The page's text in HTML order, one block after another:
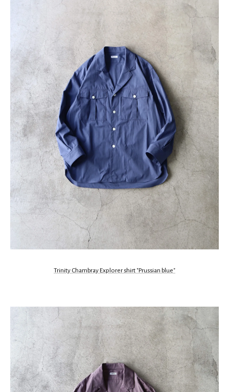
Trinity Chambray Explorer shirt "Prussian blue"